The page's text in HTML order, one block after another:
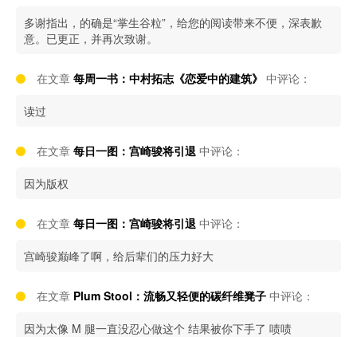
多谢指出，的确是“掌生谷粒”，给您的阅读带来不便，深表歉
意。已更正，并再次致谢。
在文章 每周一书：中村拓志《恋爱中的建筑》 中评论：
读过
在文章 每日一图：宫崎骏将引退 中评论：
因为版权
在文章 每日一图：宫崎骏将引退 中评论：
宫崎骏巅峰了啊，给后辈们的压力好大
在文章 Plum Stool：流畅又轻便的碳纤维凳子 中评论：
因为太像 M 腿一直没忍心做这个 结果被你下手了 啧啧